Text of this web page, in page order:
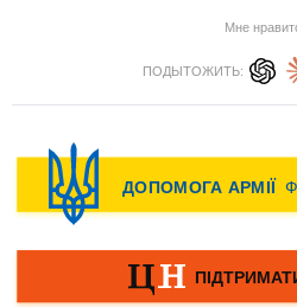
Мне
ПОДЫТОЖИТЬ: